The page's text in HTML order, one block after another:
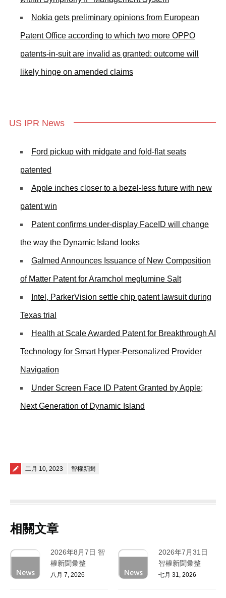
Nokia gets preliminary opinions from European
Patent Office according to which two more OPPO
patents-in-suit are invalid as granted: outcome will
likely hinge on amended claims
US IPR News
Ford pickup with midgate and fold-flat seats
patented
Apple inches closer to a bezel-less future with new
patent win
Patent confirms under-display FaceID will change
the way the Dynamic Island looks
Galmed Announces Issuance of New Composition
of Matter Patent for Aramchol meglumine Salt
Intel, ParkerVision settle chip patent lawsuit during
Texas trial
Health at Scale Awarded Patent for Breakthrough AI
Technology for Smart Hyper-Personalized Provider
Navigation
Under Screen Face ID Patent Granted by Apple;
Next Generation of Dynamic Island
Posted on
二月 10, 2023 智權新聞
相關文章
2026年8月7日 智
權新聞彙整
八月 7, 2026
2026年7月31日
智權新聞彙整
七月 31, 2026